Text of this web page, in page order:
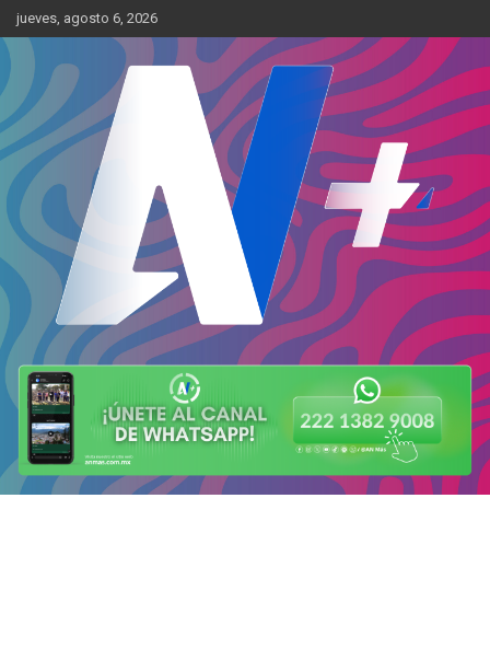
Skip
to
content
jueves, agosto 6, 2026
AN Más
Más cerca de ti